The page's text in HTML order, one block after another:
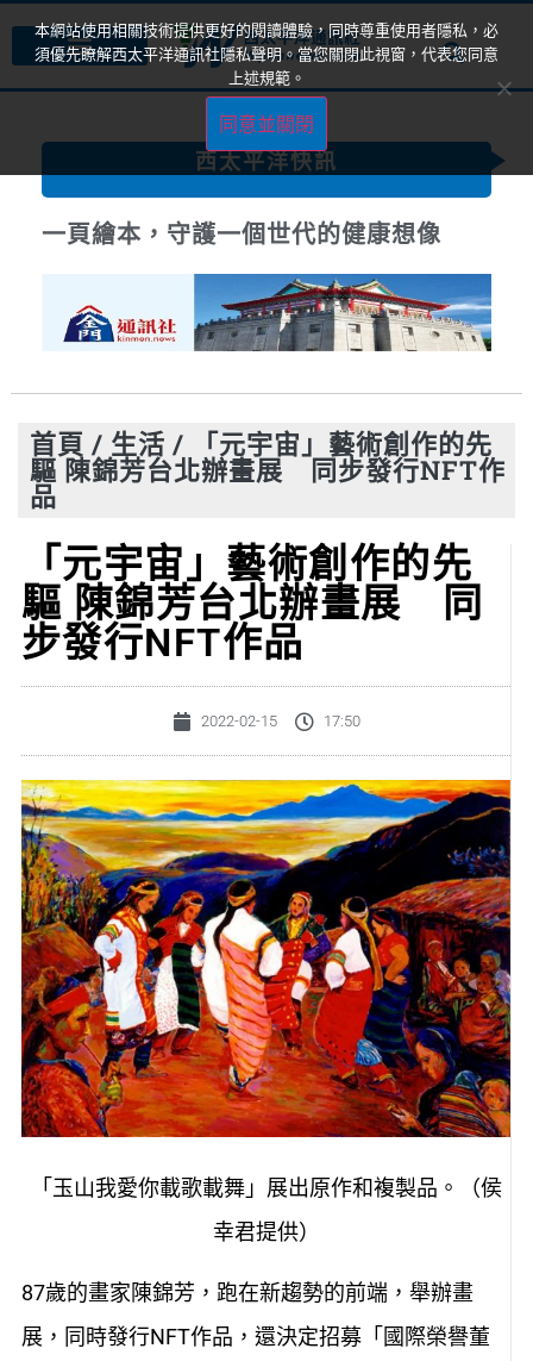
西太平洋快訊
一頁繪本，守護一個世代的健康想像
首頁 / 生活 / 「元宇宙」藝術創作的先
驅 陳錦芳台北辦畫展 同步發行NFT作
品
「元宇宙」藝術創作的先
驅 陳錦芳台北辦畫展 同
步發行NFT作品
2022-02-15 17:50
「玉山我愛你載歌載舞」展出原作和複製品。（侯
幸君提供）
87歲的畫家陳錦芳，跑在新趨勢的前端，舉辦畫
展，同時發行NFT作品，還決定招募「國際榮譽董
本網站使用相關技術提供更好的閱讀體驗，同時尊重使用者隱私，必
須優先瞭解西太平洋通訊社隱私聲明。當您關閉此視窗，代表您同意
上述規範。
同意並關閉